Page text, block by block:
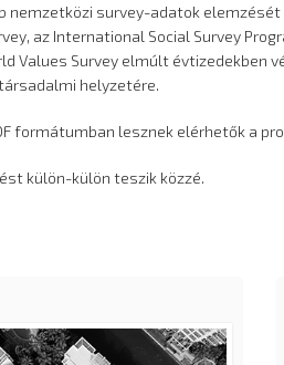
nemzetközi survey-adatok
az International Social Survey
Values Survey elmúlt
helyzetére.
formátumban lesznek elérhetők a
külön-külön teszik közzé.